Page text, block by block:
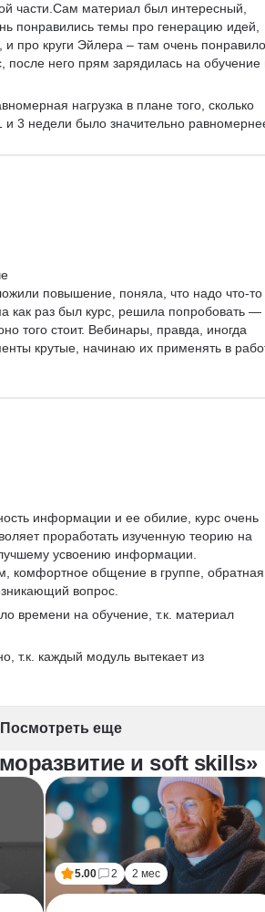
части.Сам материал был интересный,
понравились темы про генерацию идей,
и про круги Эйлера – там очень
после него прям зарядилась на обучение
нагрузка в плане того, сколько
и 3 недели было значительно
повышение, поняла, что надо что-то
как раз был курс, решила попробовать —
того стоит. Вебинары, правда, иногда
крутые, начинаю их применять в
информации и ее обилие, курс очень
проработать изученную теорию на
лучшему усвоению информации.
комфортное общение в группе, обратная
вопрос.
времени на обучение, т.к. материал
т.к. каждый модуль вытекает из
Посмотреть еще
и soft skills»
5.00 2 2 мес